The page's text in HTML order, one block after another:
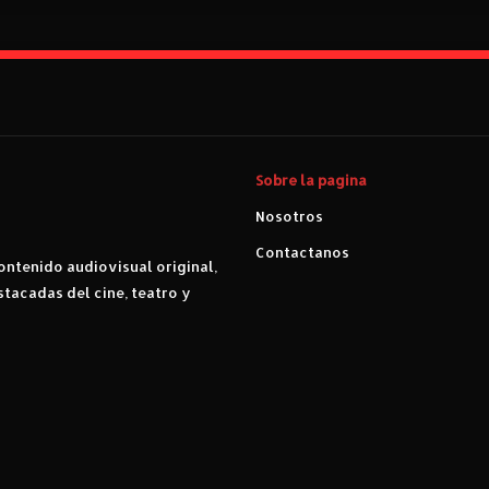
audiovisual original,
del cine, teatro y
Sobre la pagina
Nosotros
Contactanos